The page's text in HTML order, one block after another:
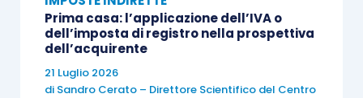
finanziaria procedeva arettificare la base
imponibile degli acquisti immobiliari mediante
asta pubblica
del prezzo valore
Prima casa: l’applicazione dell’IVA o
dell’imposta di registro nella prospettiva
dell’acquirente
21 Luglio 2026
di Sandro Cerato – Direttore Scientifico del Centro